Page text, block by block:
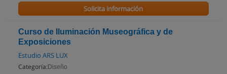
Solicita información
Curso de Iluminación Museográfica y de
Exposiciones
Estudio ARS LUX
Categoría: Diseño